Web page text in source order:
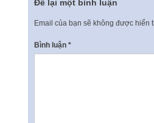
Để lại một bình luận
Email của bạn sẽ không được hiển
Bình luận *